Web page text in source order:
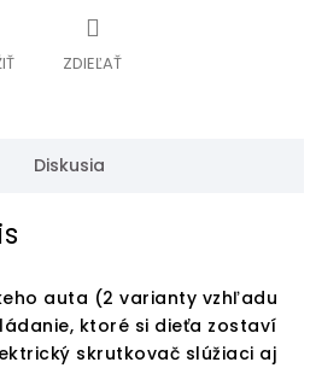
ZDIEĽAŤ
Diskusia
auta (2 varianty vzhľadu
ktoré si dieťa zostaví
skrutkovač slúžiaci aj